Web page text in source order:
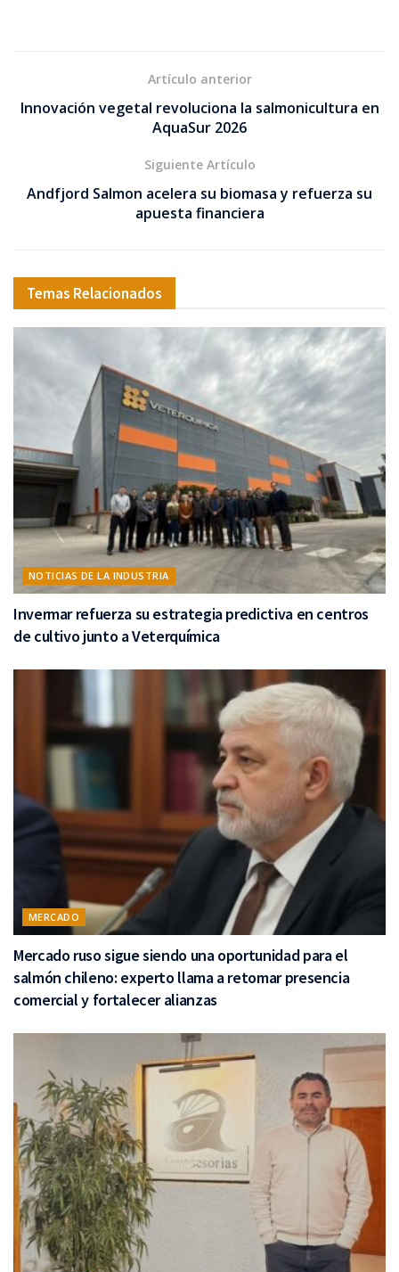
Artículo anterior
Innovación vegetal revoluciona la salmonicultura en
AquaSur 2026
Siguiente Artículo
Andfjord Salmon acelera su biomasa y refuerza su
apuesta financiera
Temas Relacionados
NOTICIAS DE LA INDUSTRIA
Invermar refuerza su estrategia predictiva en centros
de cultivo junto a Veterquímica
MERCADO
Mercado ruso sigue siendo una oportunidad para el
salmón chileno: experto llama a retomar presencia
comercial y fortalecer alianzas